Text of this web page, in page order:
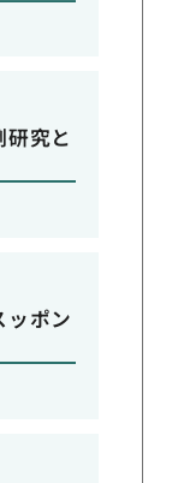
究と
ッポン